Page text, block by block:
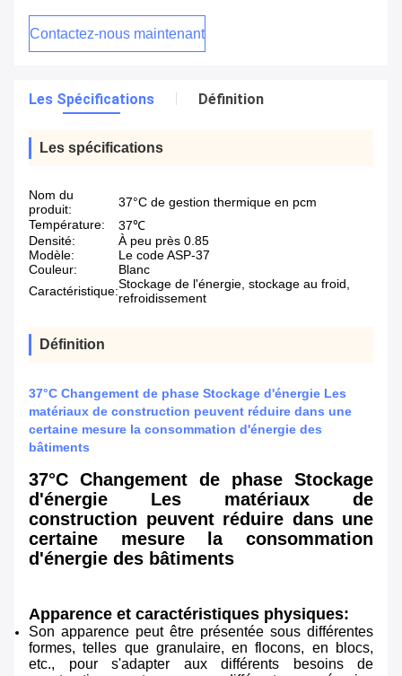
Contactez-nous maintenant
Les Spécifications Définition
Les spécifications
Nom du
produit:
37°C de gestion thermique en pcm
Température:
37℃
Densité:
À peu près 0.85
Modèle:
Le code ASP-37
Couleur:
Blanc
Caractéristique:Stockage de l'énergie, stockage au froid,
refroidissement
Définition
37°C Changement de phase Stockage d'énergie Les
matériaux de construction peuvent réduire dans une
certaine mesure la consommation d'énergie des
bâtiments
37°C Changement de phase Stockage
d'énergie Les matériaux de
construction peuvent réduire dans une
certaine mesure la consommation
d'énergie des bâtiments
Apparence et caractéristiques physiques:
Son apparence peut être présentée sous différentes
formes, telles que granulaire, en flocons, en blocs,
etc., pour s'adapter aux différents besoins de